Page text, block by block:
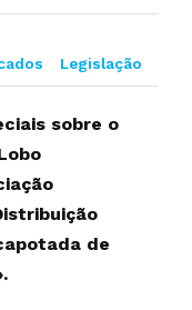
Legislação
sobre o
de